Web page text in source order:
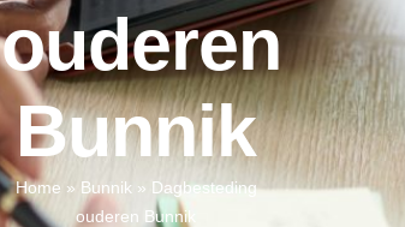
ouderen
Bunnik
Home » Bunnik» Dagbesteding
ouderen Bunnik